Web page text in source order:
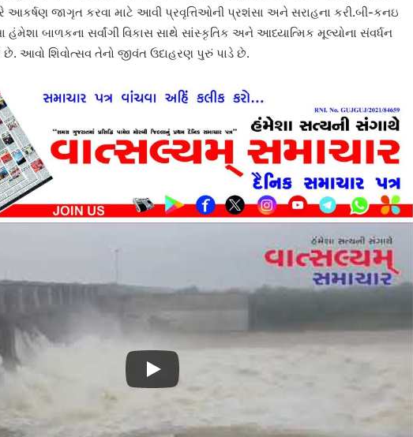
આકર્ષણ જાગૃત કરવા માટે આવી પ્રવૃત્તિઓની પ્રશંસા અને સરાહના કરી.બી-કનઇ
હંમેશા બાળકના સર્વાંગી વિકાસ સાથે સાંસ્કૃતિક અને આધ્યાત્મિક મૂલ્યોના સંવર્ધન
છે. આવો શિવોત્સવ તેનો જીવંત ઉદાહરણ પુરું પાડે છે.